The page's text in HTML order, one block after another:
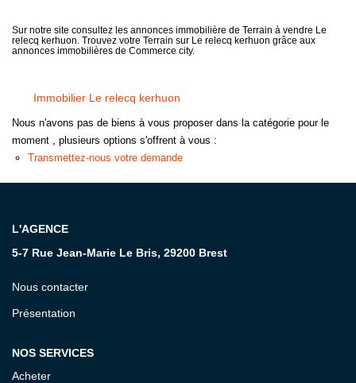
GERER
CONTACT
Sur notre site consultez les annonces immobilière de Terrain à vendre Le
relecq kerhuon. Trouvez votre Terrain sur Le relecq kerhuon grâce aux
annonces immobilières de Commerce city.
Immobilier Le relecq kerhuon
Nous n'avons pas de biens à vous proposer dans la catégorie pour le
moment , plusieurs options s'offrent à vous :
Transmettez-nous votre demande
L'AGENCE
5-7 Rue Jean-Marie Le Bris, 29200 Brest
Nous contacter
Présentation
NOS SERVICES
Acheter